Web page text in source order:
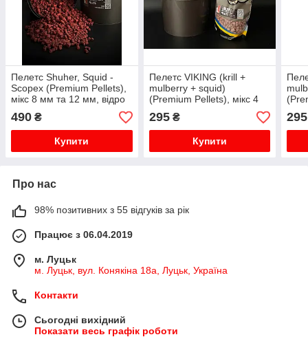
Пелетс Shuher, Squid -
Scopex (Premium Pellets),
мікс 8 мм та 12 мм, відро
2,5 кг
490 ₴
Купити
Пелетс VIKING (krill +
mulberry + squid)
(Premium Pellets), мікс 4
мм та 6 мм, відро 1,5 кг
295₴
Купити
мм
295
Про нас
98% позитивних з 55 відгуків за рік
Працює з 06.04.2019
м. Луцьк
м. Луцьк, вул. Конякіна 18а, Луцьк, Україна
Контакти
Сьогодні вихідний
Показати весь графік роботи